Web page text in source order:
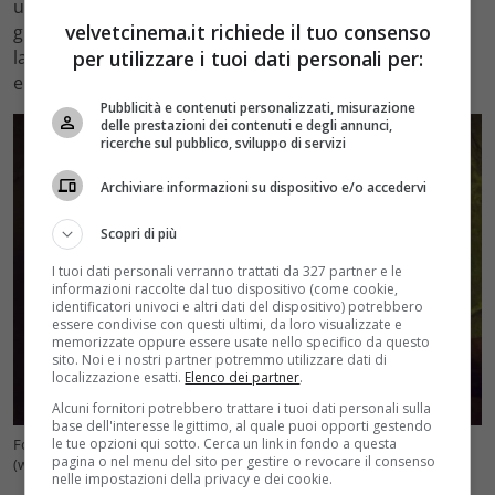
un certo mistero, sembra che ci sia anche la prima
grande conferma della pellicola a circa due anni dal
lancio ufficiale, e riguarda proprio la presenza di Frodo
e Gandalf nel film.
Fordo e Gandal tornano nel nuovo film de Il Signore degli Anelli
(www.velvetcinema.it – X Gnola)
velvetcinema.it richiede il tuo consenso
per utilizzare i tuoi dati personali per:
Pubblicità e contenuti personalizzati, misurazione
delle prestazioni dei contenuti e degli annunci,
ricerche sul pubblico, sviluppo di servizi
Archiviare informazioni su dispositivo e/o accedervi
Scopri di più
I tuoi dati personali verranno trattati da 327 partner e le
informazioni raccolte dal tuo dispositivo (come cookie,
identificatori univoci e altri dati del dispositivo) potrebbero
essere condivise con questi ultimi, da loro visualizzate e
memorizzate oppure essere usate nello specifico da questo
sito. Noi e i nostri partner potremmo utilizzare dati di
localizzazione esatti. Elenco dei partner.
Alcuni fornitori potrebbero trattare i tuoi dati personali sulla
base dell'interesse legittimo, al quale puoi opporti gestendo
le tue opzioni qui sotto. Cerca un link in fondo a questa
pagina o nel menu del sito per gestire o revocare il consenso
nelle impostazioni della privacy e dei cookie.